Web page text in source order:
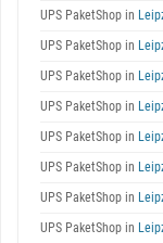
UPS PaketShop in
UPS PaketShop in
UPS PaketShop in
UPS PaketShop in
UPS PaketShop in
UPS PaketShop in
UPS PaketShop in
UPS PaketShop in